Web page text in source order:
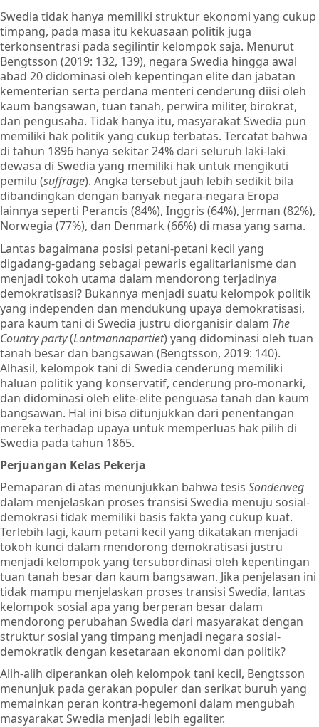
Swedia tidak hanya memiliki struktur ekonomi yang cukup
timpang, pada masa itu kekuasaan politik juga
terkonsentrasi pada segilintir kelompok saja. Menurut
Bengtsson (2019: 132, 139), negara Swedia hingga awal
abad 20 didominasi oleh kepentingan elite dan jabatan
kementerian serta perdana menteri cenderung diisi oleh
kaum bangsawan, tuan tanah, perwira militer, birokrat,
dan pengusaha. Tidak hanya itu, masyarakat Swedia pun
memiliki hak politik yang cukup terbatas. Tercatat bahwa
di tahun 1896 hanya sekitar 24% dari seluruh laki-laki
dewasa di Swedia yang memiliki hak untuk mengikuti
pemilu (suffrage). Angka tersebut jauh lebih sedikit bila
dibandingkan dengan banyak negara-negara Eropa
lainnya seperti Perancis (84%), Inggris (64%), Jerman (82%),
Norwegia (77%), dan Denmark (66%) di masa yang sama.
Lantas bagaimana posisi petani-petani kecil yang
digadang-gadang sebagai pewaris egalitarianisme dan
menjadi tokoh utama dalam mendorong terjadinya
demokratisasi? Bukannya menjadi suatu kelompok politik
yang independen dan mendukung upaya demokratisasi,
para kaum tani di Swedia justru diorganisir dalam The
Country party(Lantmannapartiet) yang didominasi oleh tuan
tanah besar dan bangsawan (Bengtsson, 2019: 140).
Alhasil, kelompok tani di Swedia cenderung memiliki
haluan politik yang konservatif, cenderung pro-monarki,
dan didominasi oleh elite-elite penguasa tanah dan kaum
bangsawan. Hal ini bisa ditunjukkan dari penentangan
mereka terhadap upaya untuk memperluas hak pilih di
Swedia pada tahun 1865.
Perjuangan Kelas Pekerja
Pemaparan di atas menunjukkan bahwa tesis Sonderweg
dalam menjelaskan proses transisi Swedia menuju sosial-
demokrasi tidak memiliki basis fakta yang cukup kuat.
Terlebih lagi, kaum petani kecil yang dikatakan menjadi
tokoh kunci dalam mendorong demokratisasi justru
menjadi kelompok yang tersubordinasi oleh kepentingan
tuan tanah besar dan kaum bangsawan. Jika penjelasan ini
tidak mampu menjelaskan proses transisi Swedia, lantas
kelompok sosial apa yang berperan besar dalam
mendorong perubahan Swedia dari masyarakat dengan
struktur sosial yang timpang menjadi negara sosial-
demokratik dengan kesetaraan ekonomi dan politik?
Alih-alih diperankan oleh kelompok tani kecil, Bengtsson
menunjuk pada gerakan populer dan serikat buruh yang
memainkan peran kontra-hegemoni dalam mengubah
masyarakat Swedia menjadi lebih egaliter.